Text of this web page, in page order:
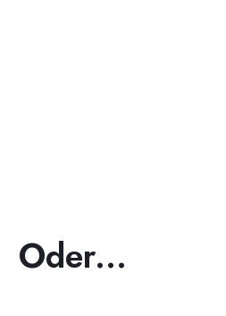
Oder...